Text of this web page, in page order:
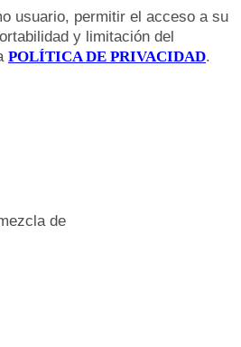
usuario, permitir el acceso a su
y limitación del
POLÍTICA DE PRIVACIDAD.
de